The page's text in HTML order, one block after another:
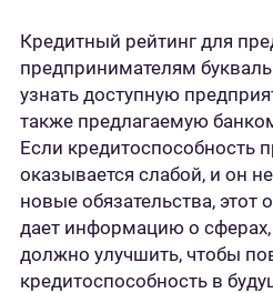
Кредитный рейтинг для
предпринимателям
узнать доступную
также предлагаемую
Если кредитоспособность
оказывается слабой, и он
новые обязательства, этот
дает информацию о
должно улучшить, чтобы
кредитоспособность в